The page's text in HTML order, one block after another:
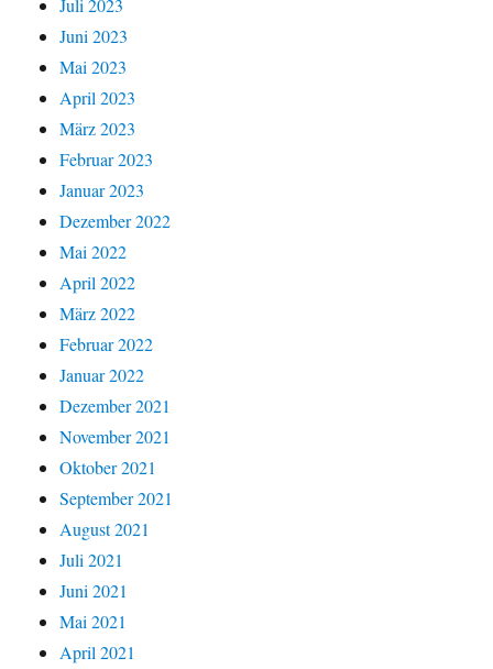
Juni 2023
Mai 2023
April 2023
März 2023
Februar 2023
Januar 2023
Dezember 2022
Mai 2022
April 2022
März 2022
Februar 2022
Januar 2022
Dezember 2021
November 2021
Oktober 2021
September 2021
August 2021
Juli 2021
Juni 2021
Mai 2021
April 2021